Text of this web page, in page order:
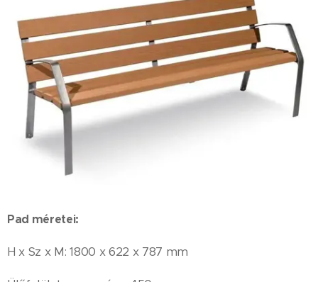
Pad méretei:
H x Sz x M: 1800 x 622 x 787 mm